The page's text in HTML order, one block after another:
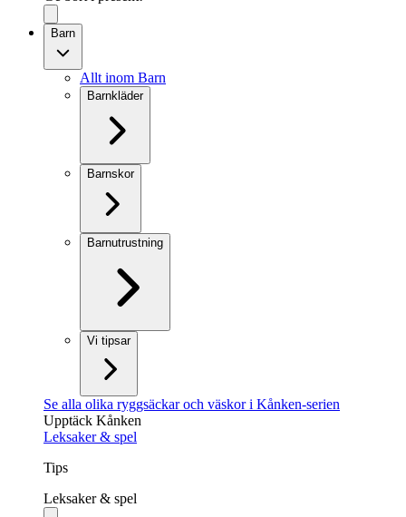
Barn
Allt inom Barn
Barnkläder
Barnskor
Barnutrustning
Vi tipsar
Se alla olika ryggsäckar och väskor i Kånken-serien
Upptäck Kånken
Leksaker & spel
Tips
Leksaker & spel